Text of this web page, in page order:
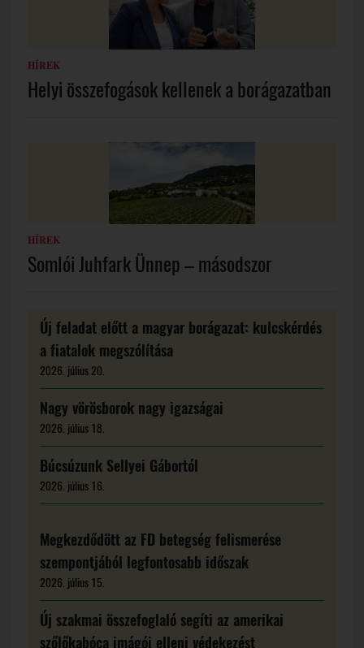
HÍREK
Helyi összefogások kellenek a borágazatban
HÍREK
Somlói Juhfark Ünnep – másodszor
Új feladat előtt a magyar borágazat: kulcskérdés
a fiatalok megszólítása
2026. július 20.
Nagy vörösborok nagy igazságai
2026. július 18.
Búcsúzunk Sellyei Gábortól
2026. július 16.
Megkezdődött az FD betegség felismerése
szempontjából legfontosabb időszak
2026. július 15.
Új szakmai összefoglaló segíti az amerikai
szőlőkabóca imágói elleni védekezést